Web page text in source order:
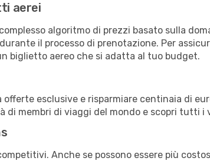
aerei
algoritmo di prezzi basato sulla
il processo di prenotazione. Per
biglietto aereo che si adatta al tuo budget.
offerte esclusive e risparmiare centinaia di
membri di viaggi del mondo e scopri tutti i
Anche se possono essere più